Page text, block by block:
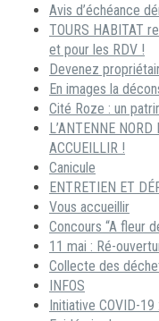
Avis d’échéance
TOURS HABITAT
et pour les RDV !
Devenez
En images la
Cité Roze : un
L’ANTENNE
ACCUEILLIR !
Canicule
ENTRETIEN ET
Vous accueillir
Concours “A fleur
11 mai : Ré-
Collecte des
INFOS
Initiative COVID-19